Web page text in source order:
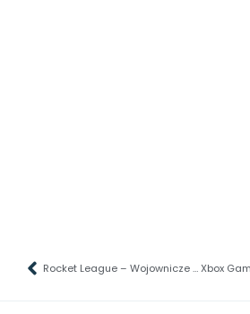
Rocket League – Wojownicze Żółwie Ninja wkrótce w grze!